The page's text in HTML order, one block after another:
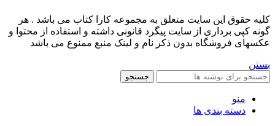
کليه حقوق اين سايت متعلق به مجموعه کارا کتاب می باشد . هر
گونه کپی برداری از سایت پیگرد قانونی داشته و استفاده از محتوا و
عکسهای فروشگاه بدون ذکر نام و لینک منبع ممنوع می باشد
بستن
جستجو
منو
دسته بندی ها